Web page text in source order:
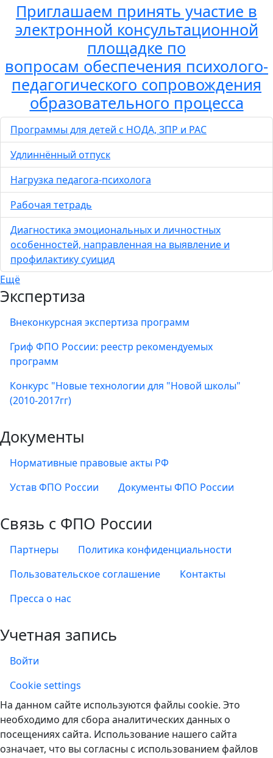
Приглашаем принять участие в
электронной консультационной
площадке по
вопросам обеспечения психолого-
педагогического сопровождения
образовательного процесса
Программы для детей с НОДА, ЗПР и РАС
Удлиннённый отпуск
Нагрузка педагога-психолога
Рабочая тетрадь
Диагностика эмоциональных и личностных
особенностей, направленная на выявление и
профилактику суицид
Ещё
Экспертиза
Внеконкурсная экспертиза программ
Гриф ФПО России: реестр рекомендуемых
программ
Конкурс "Новые технологии для "Новой школы"
(2010-2017гг)
Документы
Нормативные правовые акты РФ
Устав ФПО России
Документы ФПО России
Связь с ФПО России
Партнеры
Политика конфиденциальности
Пользовательское соглашение
Контакты
Пресса о нас
Учетная запись
Войти
Учетная запись
Cookie settings
На данном сайте используются файлы cookie. Это
необходимо для сбора аналитических данных о
посещениях сайта. Использование нашего сайта
означает, что вы согласны с использованием файлов